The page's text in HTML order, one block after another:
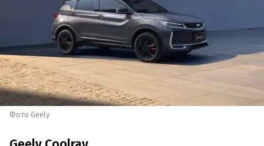
Фото Geely